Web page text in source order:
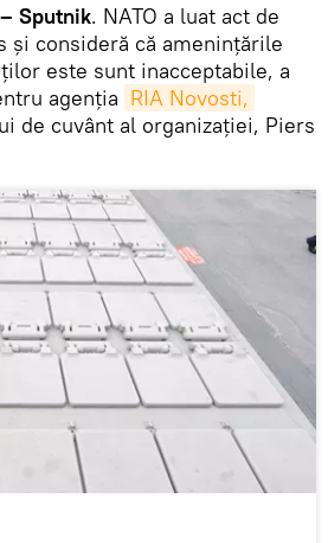
Sputnik. NATO a luat act de
și consideră că amenințările
este sunt inacceptabile, a
agenția RIA Novosti,
de cuvânt al organizației, Piers